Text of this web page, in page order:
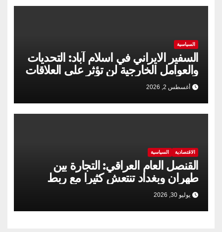
السياسية
السفير الايراني في اسلام آباد: التحديات
والعوامل الخارجية لن تؤثر على العلاقات
الإيرانية الباكستانية
أغسطس 2, 2026
الاقتصادية السياسية
القنصل العام العراقي: التجارة بين
طهران وبغداد تنتعش كثيرا مع ربط
السكك الحديدية
يوليو 30, 2026